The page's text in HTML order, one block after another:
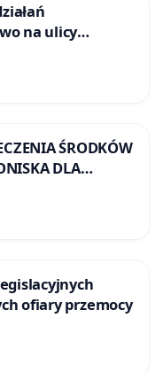
a
uczniów -
(od
co
zawodzie w
stanie się
się ze wstrętnymi
na ulicy
ŚRODKÓW
DLA
narażających ofiary przemocy